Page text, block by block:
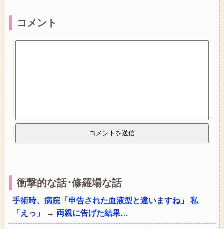
コメント
衝撃的な話･修羅場な話
手術時、病院「申告された血液型と違いますね」 私
「えっ」 → 両親に告げた結果…